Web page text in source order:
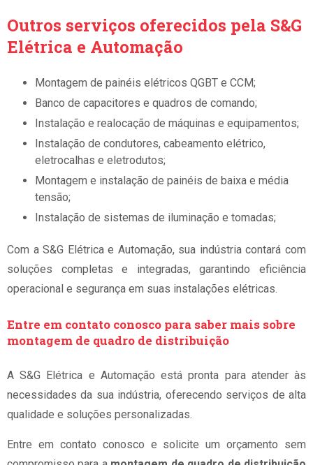
Outros serviços oferecidos pela S&G
Elétrica e Automação
Montagem de painéis elétricos QGBT e CCM;
Banco de capacitores e quadros de comando;
Instalação e realocação de máquinas e equipamentos;
Instalação de condutores, cabeamento elétrico,
eletrocalhas e eletrodutos;
Montagem e instalação de painéis de baixa e média
tensão;
Instalação de sistemas de iluminação e tomadas;
Com a S&G Elétrica e Automação, sua indústria contará com
soluções completas e integradas, garantindo eficiência
operacional e segurança em suas instalações elétricas.
Entre em contato conosco para saber mais sobre
montagem de quadro de distribuição
A S&G Elétrica e Automação está pronta para atender às
necessidades da sua indústria, oferecendo serviços de alta
qualidade e soluções personalizadas.
Entre em contato conosco e solicite um orçamento sem